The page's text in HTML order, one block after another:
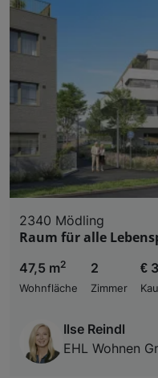
2340 Mödling
Raum für alle
47,5 m2
Wohnfläche
2
Zimmer
€
Ilse Reindl
EHL Wohnen